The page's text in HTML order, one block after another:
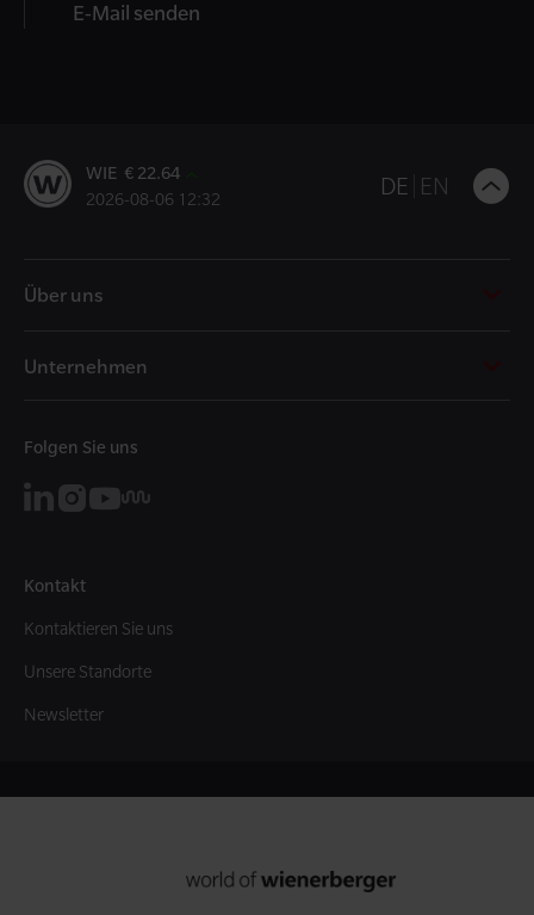
E-Mail senden
WIE € 22.64
2026-08-06 12:32 DE EN
Über uns
Unternehmen
Folgen Sie uns
Kontakt
Kontaktieren Sie uns
Unsere Standorte
Newsletter